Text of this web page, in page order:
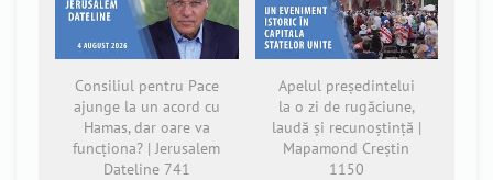
Consiliul pentru Pace
ajunge la un acord cu
Hamas, dar oare va
funcționa? | Jerusalem
Dateline 741
Apelul președintelui
la o zi de rugăciune,
laudă și recunoștință |
Mapamond Creștin
1150